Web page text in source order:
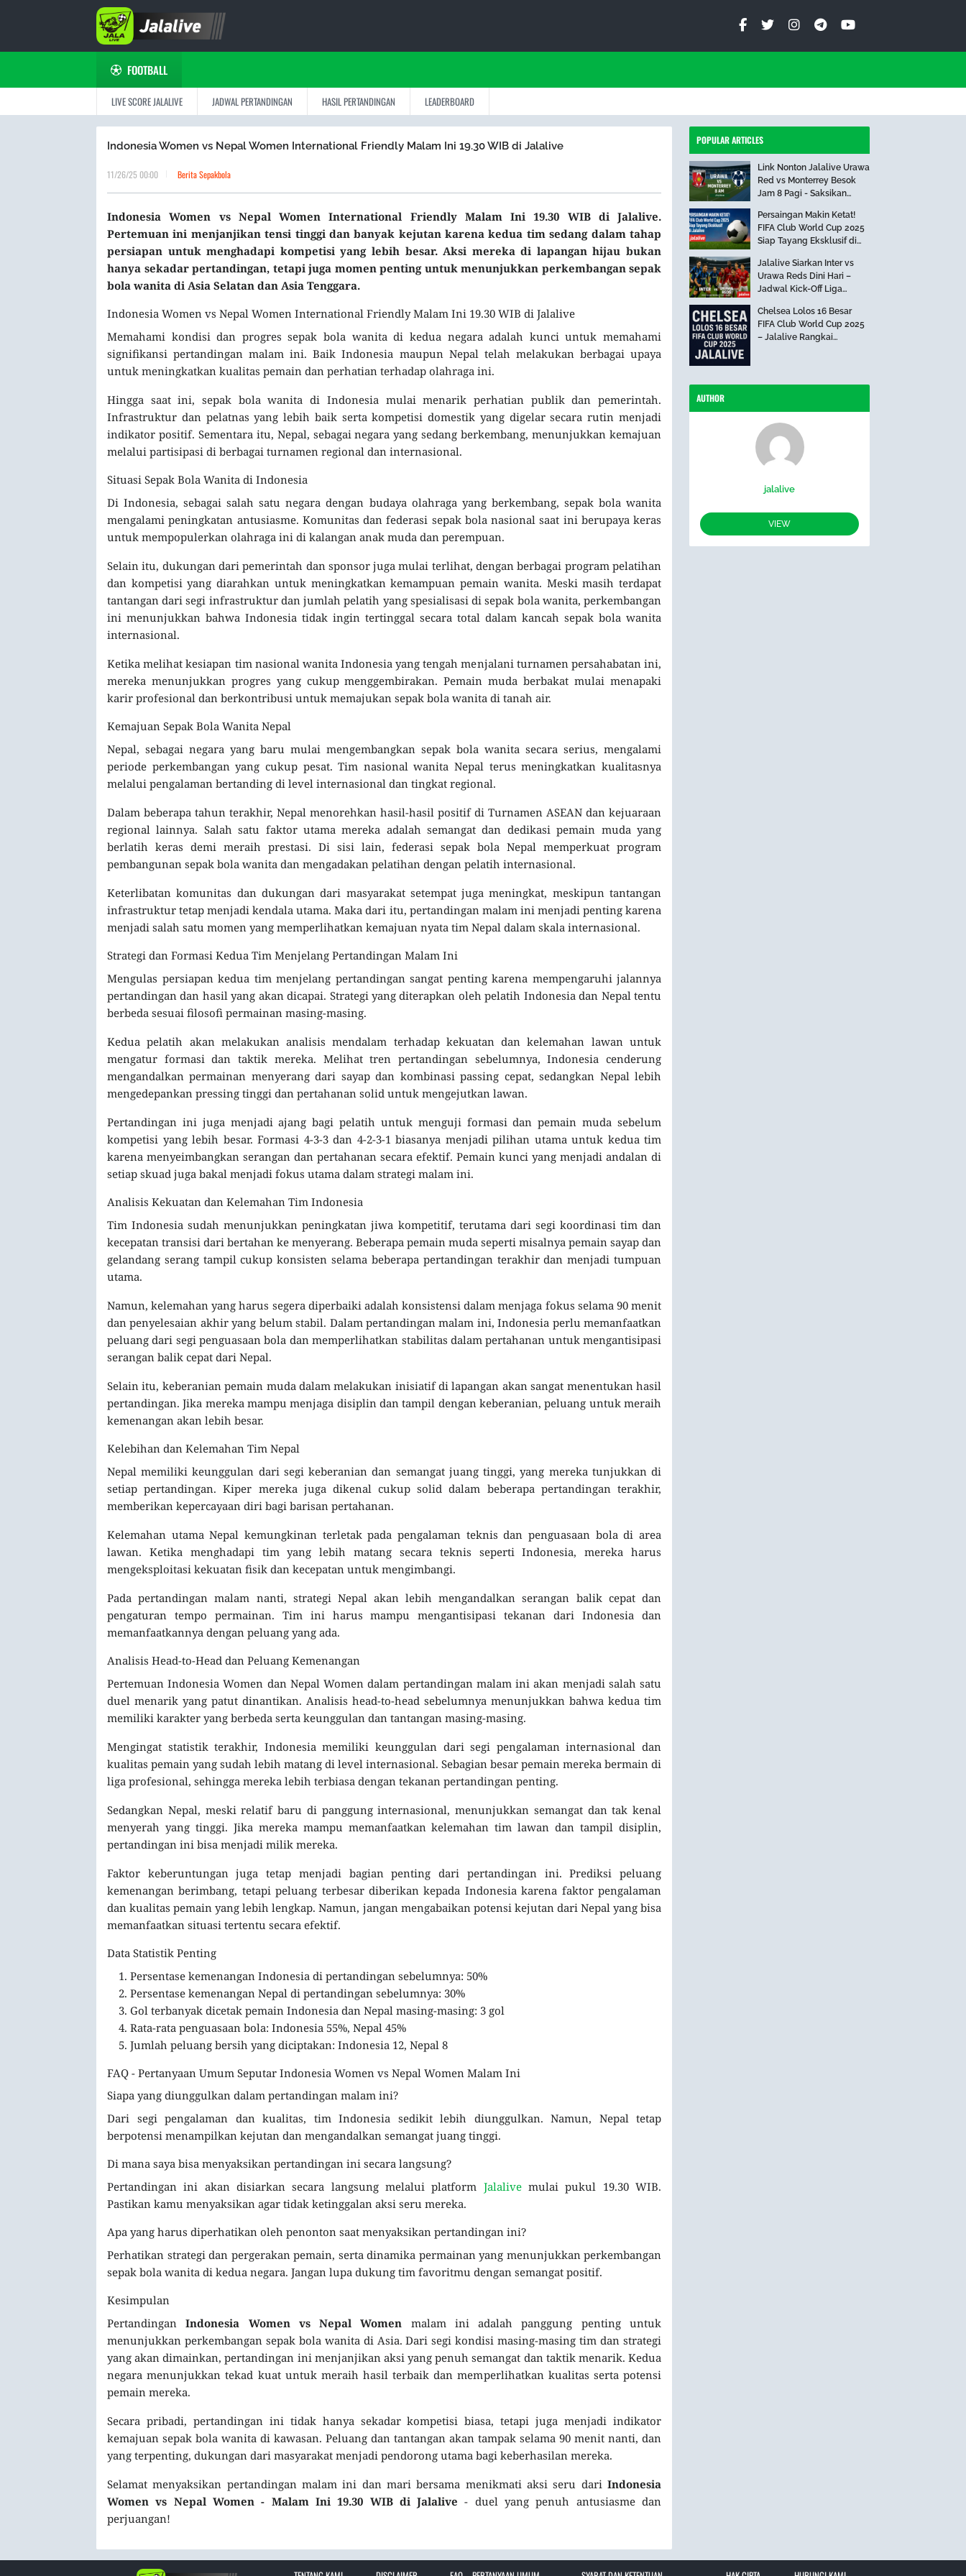
FOOTBALL
LIVE SCORE JALALIVE JADWAL PERTANDINGAN HASIL PERTANDINGAN LEADERBOARD
Indonesia Women vs Nepal Women International Friendly Malam Ini 19.30 WIB di Jalalive
11/26/25 00:00 Berita Sepakbola
Indonesia Women vs Nepal Women International Friendly Malam Ini 19.30 WIB di Jalalive.
Pertemuan ini menjanjikan tensi tinggi dan banyak kejutan karena kedua tim sedang dalam tahap
persiapan untuk menghadapi kompetisi yang lebih besar. Aksi mereka di lapangan hijau bukan
hanya sekadar pertandingan, tetapi juga momen penting untuk menunjukkan perkembangan sepak
bola wanita di Asia Selatan dan Asia Tenggara.
Indonesia Women vs Nepal Women International Friendly Malam Ini 19.30 WIB di Jalalive
Memahami kondisi dan progres sepak bola wanita di kedua negara adalah kunci untuk memahami
signifikansi pertandingan malam ini. Baik Indonesia maupun Nepal telah melakukan berbagai upaya
untuk meningkatkan kualitas pemain dan perhatian terhadap olahraga ini.
Hingga saat ini, sepak bola wanita di Indonesia mulai menarik perhatian publik dan pemerintah.
Infrastruktur dan pelatnas yang lebih baik serta kompetisi domestik yang digelar secara rutin menjadi
indikator positif. Sementara itu, Nepal, sebagai negara yang sedang berkembang, menunjukkan kemajuan
melalui partisipasi di berbagai turnamen regional dan internasional.
Situasi Sepak Bola Wanita di Indonesia
Di Indonesia, sebagai salah satu negara dengan budaya olahraga yang berkembang, sepak bola wanita
mengalami peningkatan antusiasme. Komunitas dan federasi sepak bola nasional saat ini berupaya keras
untuk mempopulerkan olahraga ini di kalangan anak muda dan perempuan.
Selain itu, dukungan dari pemerintah dan sponsor juga mulai terlihat, dengan berbagai program pelatihan
dan kompetisi yang diarahkan untuk meningkatkan kemampuan pemain wanita. Meski masih terdapat
tantangan dari segi infrastruktur dan jumlah pelatih yang spesialisasi di sepak bola wanita, perkembangan
ini menunjukkan bahwa Indonesia tidak ingin tertinggal secara total dalam kancah sepak bola wanita
internasional.
Ketika melihat kesiapan tim nasional wanita Indonesia yang tengah menjalani turnamen persahabatan ini,
mereka menunjukkan progres yang cukup menggembirakan. Pemain muda berbakat mulai menapaki
karir profesional dan berkontribusi untuk memajukan sepak bola wanita di tanah air.
Kemajuan Sepak Bola Wanita Nepal
Nepal, sebagai negara yang baru mulai mengembangkan sepak bola wanita secara serius, mengalami
periode perkembangan yang cukup pesat. Tim nasional wanita Nepal terus meningkatkan kualitasnya
melalui pengalaman bertanding di level internasional dan tingkat regional.
Dalam beberapa tahun terakhir, Nepal menorehkan hasil-hasil positif di Turnamen ASEAN dan kejuaraan
regional lainnya. Salah satu faktor utama mereka adalah semangat dan dedikasi pemain muda yang
berlatih keras demi meraih prestasi. Di sisi lain, federasi sepak bola Nepal memperkuat program
pembangunan sepak bola wanita dan mengadakan pelatihan dengan pelatih internasional.
Keterlibatan komunitas dan dukungan dari masyarakat setempat juga meningkat, meskipun tantangan
infrastruktur tetap menjadi kendala utama. Maka dari itu, pertandingan malam ini menjadi penting karena
menjadi salah satu momen yang memperlihatkan kemajuan nyata tim Nepal dalam skala internasional.
Strategi dan Formasi Kedua Tim Menjelang Pertandingan Malam Ini
Mengulas persiapan kedua tim menjelang pertandingan sangat penting karena mempengaruhi jalannya
pertandingan dan hasil yang akan dicapai. Strategi yang diterapkan oleh pelatih Indonesia dan Nepal tentu
berbeda sesuai filosofi permainan masing-masing.
Kedua pelatih akan melakukan analisis mendalam terhadap kekuatan dan kelemahan lawan untuk
mengatur formasi dan taktik mereka. Melihat tren pertandingan sebelumnya, Indonesia cenderung
mengandalkan permainan menyerang dari sayap dan kombinasi passing cepat, sedangkan Nepal lebih
mengedepankan pressing tinggi dan pertahanan solid untuk mengejutkan lawan.
Pertandingan ini juga menjadi ajang bagi pelatih untuk menguji formasi dan pemain muda sebelum
kompetisi yang lebih besar. Formasi 4-3-3 dan 4-2-3-1 biasanya menjadi pilihan utama untuk kedua tim
karena menyeimbangkan serangan dan pertahanan secara efektif. Pemain kunci yang menjadi andalan di
setiap skuad juga bakal menjadi fokus utama dalam strategi malam ini.
Analisis Kekuatan dan Kelemahan Tim Indonesia
Tim Indonesia sudah menunjukkan peningkatan jiwa kompetitif, terutama dari segi koordinasi tim dan
kecepatan transisi dari bertahan ke menyerang. Beberapa pemain muda seperti misalnya pemain sayap dan
gelandang serang tampil cukup konsisten selama beberapa pertandingan terakhir dan menjadi tumpuan
utama.
Namun, kelemahan yang harus segera diperbaiki adalah konsistensi dalam menjaga fokus selama 90 menit
dan penyelesaian akhir yang belum stabil. Dalam pertandingan malam ini, Indonesia perlu memanfaatkan
peluang dari segi penguasaan bola dan memperlihatkan stabilitas dalam pertahanan untuk mengantisipasi
serangan balik cepat dari Nepal.
Selain itu, keberanian pemain muda dalam melakukan inisiatif di lapangan akan sangat menentukan hasil
pertandingan. Jika mereka mampu menjaga disiplin dan tampil dengan keberanian, peluang untuk meraih
kemenangan akan lebih besar.
Kelebihan dan Kelemahan Tim Nepal
Nepal memiliki keunggulan dari segi keberanian dan semangat juang tinggi, yang mereka tunjukkan di
setiap pertandingan. Kiper mereka juga dikenal cukup solid dalam beberapa pertandingan terakhir,
memberikan kepercayaan diri bagi barisan pertahanan.
Kelemahan utama Nepal kemungkinan terletak pada pengalaman teknis dan penguasaan bola di area
lawan. Ketika menghadapi tim yang lebih matang secara teknis seperti Indonesia, mereka harus
mengeksploitasi kekuatan fisik dan kecepatan untuk mengimbangi.
Pada pertandingan malam nanti, strategi Nepal akan lebih mengandalkan serangan balik cepat dan
pengaturan tempo permainan. Tim ini harus mampu mengantisipasi tekanan dari Indonesia dan
memanfaatkannya dengan peluang yang ada.
Analisis Head-to-Head dan Peluang Kemenangan
Pertemuan Indonesia Women dan Nepal Women dalam pertandingan malam ini akan menjadi salah satu
duel menarik yang patut dinantikan. Analisis head-to-head sebelumnya menunjukkan bahwa kedua tim
memiliki karakter yang berbeda serta keunggulan dan tantangan masing-masing.
Mengingat statistik terakhir, Indonesia memiliki keunggulan dari segi pengalaman internasional dan
kualitas pemain yang sudah lebih matang di level internasional. Sebagian besar pemain mereka bermain di
liga profesional, sehingga mereka lebih terbiasa dengan tekanan pertandingan penting.
Sedangkan Nepal, meski relatif baru di panggung internasional, menunjukkan semangat dan tak kenal
menyerah yang tinggi. Jika mereka mampu memanfaatkan kelemahan tim lawan dan tampil disiplin,
pertandingan ini bisa menjadi milik mereka.
Faktor keberuntungan juga tetap menjadi bagian penting dari pertandingan ini. Prediksi peluang
kemenangan berimbang, tetapi peluang terbesar diberikan kepada Indonesia karena faktor pengalaman
dan kualitas pemain yang lebih lengkap. Namun, jangan mengabaikan potensi kejutan dari Nepal yang bisa
memanfaatkan situasi tertentu secara efektif.
Data Statistik Penting
Persentase kemenangan Indonesia di pertandingan sebelumnya: 50%
Persentase kemenangan Nepal di pertandingan sebelumnya: 30%
Gol terbanyak dicetak pemain Indonesia dan Nepal masing-masing: 3 gol
Rata-rata penguasaan bola: Indonesia 55%, Nepal 45%
Jumlah peluang bersih yang diciptakan: Indonesia 12, Nepal 8
FAQ - Pertanyaan Umum Seputar Indonesia Women vs Nepal Women Malam Ini
Siapa yang diunggulkan dalam pertandingan malam ini?
Dari segi pengalaman dan kualitas, tim Indonesia sedikit lebih diunggulkan. Namun, Nepal tetap
berpotensi menampilkan kejutan dan mengandalkan semangat juang tinggi.
Di mana saya bisa menyaksikan pertandingan ini secara langsung?
Pertandingan ini akan disiarkan secara langsung melalui platform Jalalivemulai pukul 19.30 WIB.
Pastikan kamu menyaksikan agar tidak ketinggalan aksi seru mereka.
Apa yang harus diperhatikan oleh penonton saat menyaksikan pertandingan ini?
Perhatikan strategi dan pergerakan pemain, serta dinamika permainan yang menunjukkan perkembangan
sepak bola wanita di kedua negara. Jangan lupa dukung tim favoritmu dengan semangat positif.
Kesimpulan
PertandinganIndonesia Women vs Nepal Women malam ini adalah panggung penting untuk
menunjukkan perkembangan sepak bola wanita di Asia. Dari segi kondisi masing-masing tim dan strategi
yang akan dimainkan, pertandingan ini menjanjikan aksi yang penuh semangat dan taktik menarik. Kedua
negara menunjukkan tekad kuat untuk meraih hasil terbaik dan memperlihatkan kualitas serta potensi
pemain mereka.
Secara pribadi, pertandingan ini tidak hanya sekadar kompetisi biasa, tetapi juga menjadi indikator
kemajuan sepak bola wanita di kawasan. Peluang dan tantangan akan tampak selama 90 menit nanti, dan
yang terpenting, dukungan dari masyarakat menjadi pendorong utama bagi keberhasilan mereka.
Selamat menyaksikan pertandingan malam ini dan mari bersama menikmati aksi seru dari Indonesia
Women vs Nepal Women - Malam Ini 19.30 WIB di Jalalive - duel yang penuh antusiasme dan
perjuangan!
POPULAR ARTICLES
Link Nonton Jalalive Urawa
Red vs Monterrey Besok
Jam 8 Pagi - Saksikan
Persaingan Makin Ketat!
FIFA Club World Cup 2025
Siap Tayang Eksklusif di
Jalalive Siarkan Inter vs
Urawa Reds Dini Hari –
Jadwal Kick-Off Liga
Chelsea Lolos 16 Besar
FIFA Club World Cup 2025
– Jalalive Rangkai
AUTHOR
jalalive
VIEW